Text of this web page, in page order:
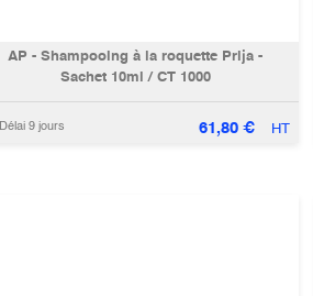
AP - Shampooing à la roquette Prija -
Sachet 10ml / CT 1000
Délai 9 jours 61,80€ HT